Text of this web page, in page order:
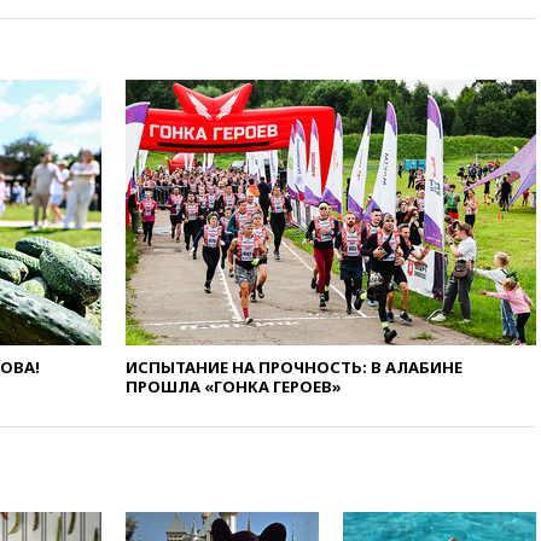
Белгородскую область
авиакомпании США обязали
проверить самолеты Boeing на
наличие трещин
17:35 В Казани пятилетний
ребенок погиб при падении из
окна десятого этажа
17:17Bloomberg:
киберкомандование США
расследует серию
самоубийств своих служащих
17:00Сняты ограничения на
полеты в аэропорту
Геленджика
16:50В Братиславе загорелся
Журавлеву
ИСПЫТАНИЕ НА ПРОЧНОСТЬ: В АЛАБИНЕ
ПРОШЛА «ГОНКА ГЕРОЕВ»